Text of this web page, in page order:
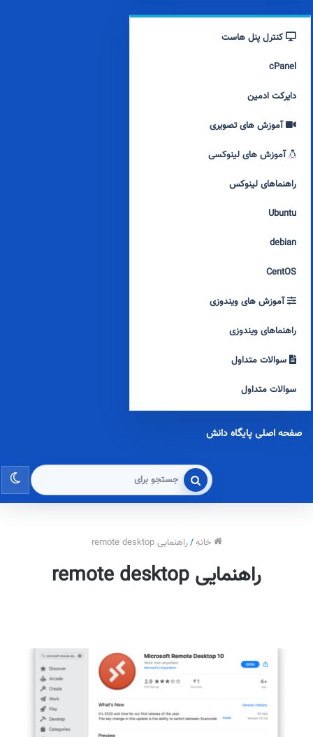
کنترل پنل هاست
cPanel
دایرکت ادمین
آموزش های تصویری
آموزش های لینوکسی
راهنماهای لینوکس
Ubuntu
debian
CentOS
آموزش های ویندوزی
راهنماهای ویندوزی
سوالات متداول
سوالات متداول
صفحه اصلی پایگاه دانش
جستجو
برای
خانه/راهنمایی remote desktop
راهنمایی remote desktop